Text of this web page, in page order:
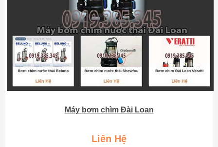
Máy bơm chìm Đài Loan
Liên Hệ